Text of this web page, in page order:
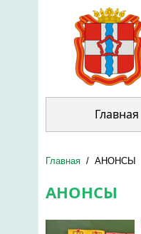
Главная
Главная / АНОНСЫ
АНОНСЫ